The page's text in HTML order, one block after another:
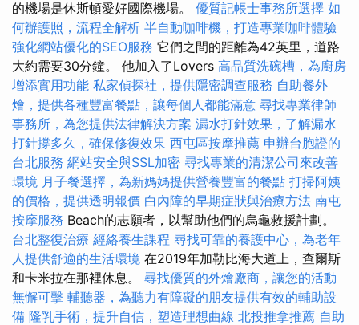
的機場是休斯頓愛好國際機場。 優質記帳士事務所選擇 如
何辦護照，流程全解析 半自動咖啡機，打造專業咖啡體驗
強化網站優化的SEO服務 它們之間的距離為42英里，道路
大約需要30分鐘。 他加入了Lovers 高品質洗碗槽，為廚房
增添實用功能 私家偵探社，提供隱密調查服務 自助餐外
燴，提供各種豐富餐點，讓每個人都能滿意 尋找專業律師
事務所，為您提供法律解決方案 漏水打針效果，了解漏水
打針撐多久，確保修復效果 西屯區按摩推薦 申辦台胞證的
台北服務 網站安全與SSL加密 尋找專業的清潔公司來改善
環境 月子餐選擇，為新媽媽提供營養豐富的餐點 打掃阿姨
的價格，提供透明報價 白內障的早期症狀與治療方法 南屯
按摩服務 Beach的志願者，以幫助他們的烏龜救援計劃。
台北整復治療 經絡養生課程 尋找可靠的養護中心，為老年
人提供舒適的生活環境 在2019年加勒比海大道上，查爾斯
和卡米拉在那裡休息。 尋找優質的外燴廠商，讓您的活動
無懈可擊 輔聽器，為聽力有障礙的朋友提供有效的輔助設
備 隆乳手術，提升自信，塑造理想曲線 北投推拿推薦 自助